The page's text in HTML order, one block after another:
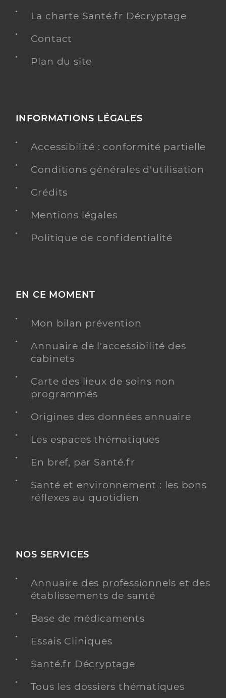
La charte Santé.fr Décryptage
Contact
Plan du site
INFORMATIONS LÉGALES
Accessibilité : conformité partielle
Conditions générales d'utilisation
Crédits
Mentions légales
Politique de confidentialité
EN CE MOMENT
Mon bilan prévention
Annuaire de l'accessibilité des
cabinets
Carte des lieux de soins non
programmés
Origines des données annuaire
Les espaces thématiques
En bref, par Santé.fr
Santé et environnement : les bons
réflexes au quotidien
NOS SERVICES
Annuaire des professionnels et des
établissements de santé
Base de médicaments
Essais Cliniques
Santé.fr Décryptage
Tous les dossiers thématiques